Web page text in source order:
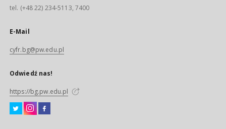
tel. (+48 22) 234-5113, 7400
E-Mail
cyfr.bg@pw.edu.pl
Odwiedź nas!
https://bg.pw.edu.pl